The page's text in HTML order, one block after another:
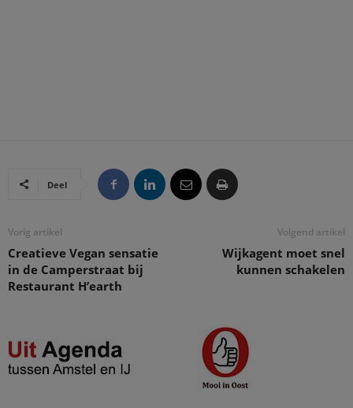
Deel
Vorig artikel
Creatieve Vegan sensatie
in de Camperstraat bij
Restaurant H’earth
Volgend artikel
Wijkagent moet snel
kunnen schakelen